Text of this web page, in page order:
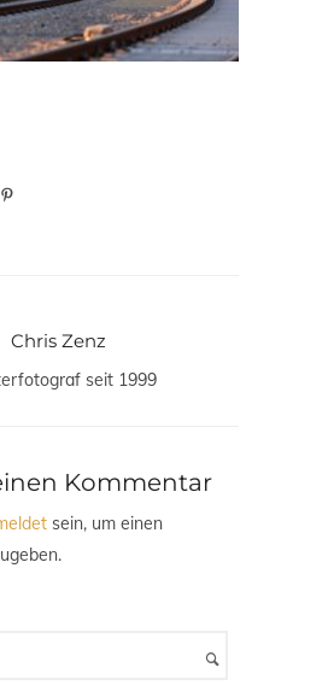
Chris Zenz
seit 1999
Kommentar
sein, um einen